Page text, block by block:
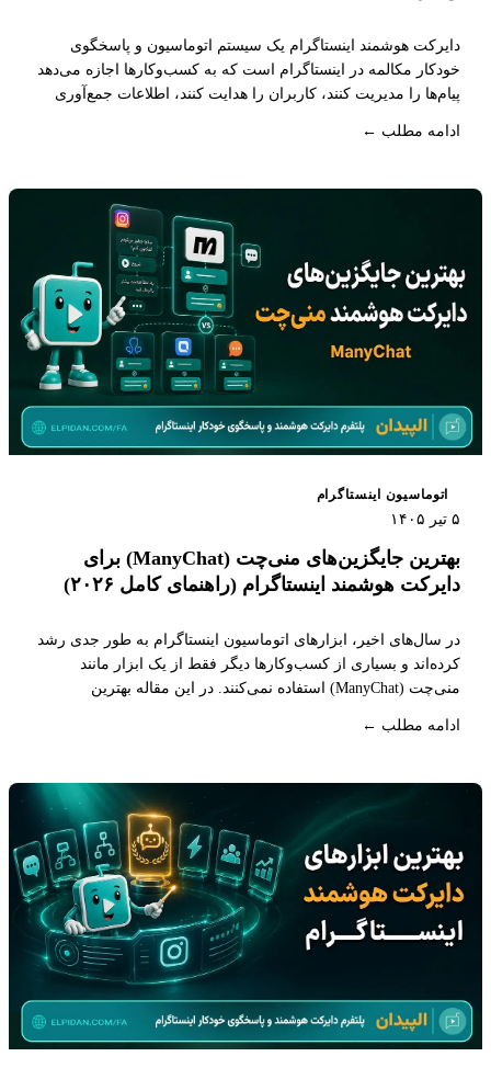
دایرکت هوشمند اینستاگرام یک سیستم اتوماسیون و پاسخگوی
خودکار مکالمه در اینستاگرام است که به کسب‌وکارها اجازه می‌دهد
پیام‌ها را مدیریت کنند، کاربران را هدایت کنند، اطلاعات جمع‌آوری
این سیستم فراتر از پاسخ خودکار ساده است و یک ساختار کامل
ادامه مطلب ←
اتوماسیون اینستاگرام
۵ تیر ۱۴۰۵
بهترین جایگزین‌های منی‌چت (ManyChat) برای
دایرکت هوشمند اینستاگرام (راهنمای کامل ۲۰۲۶)
در سال‌های اخیر، ابزارهای اتوماسیون اینستاگرام به ‌طور جدی رشد
کرده‌اند و بسیاری از کسب‌وکارها دیگر فقط از یک ابزار مانند
منی‌چت (ManyChat) استفاده نمی‌کنند. در این مقاله بهترین
انتخاب درستی برای کسب‌وکار خود داشته باشید.
ادامه مطلب ←